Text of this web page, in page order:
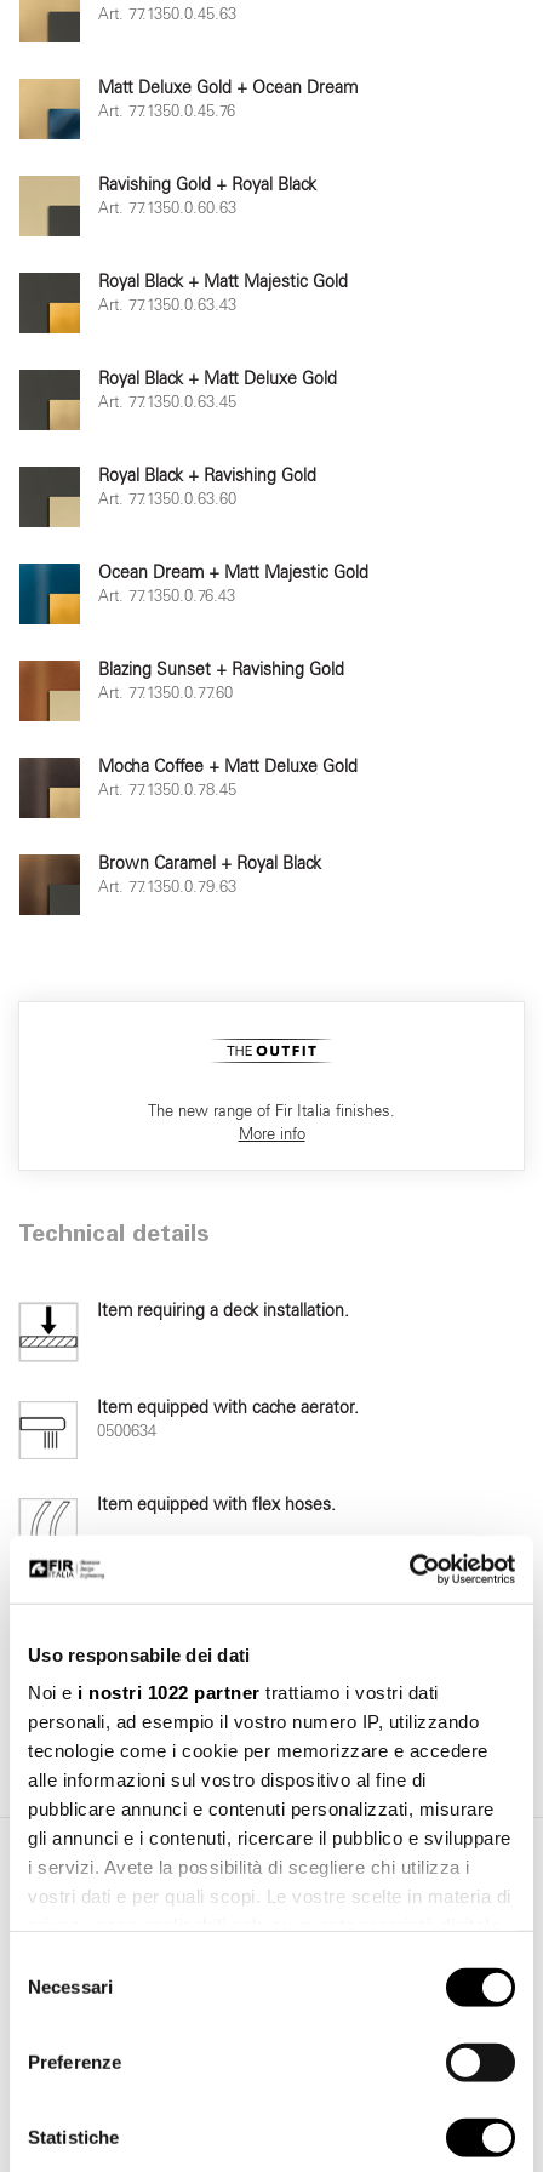
Uso responsabile dei dati
Noi e i nostri 1022 partner trattiamo i vostri dati
personali, ad esempio il vostro numero IP, utilizzando
tecnologie come i cookie per memorizzare e accedere
alle informazioni sul vostro dispositivo al fine di
pubblicare annunci e contenuti personalizzati, misurare
gli annunci e i contenuti, ricercare il pubblico e sviluppare
i servizi. Avete la possibilità di scegliere chi utilizza i
vostri dati e per quali scopi. Le vostre scelte in materia di
modificare o revocare il proprio consenso in qualsiasi
momento dalla Dichiarazione sui cookie o facendo clic
raccogliere informazioni sulla tua posizione
geografica, con un'approssimazione di qualche
delNecessari
Preferenze
Statistiche
Art. 77.1350.0.45.63
Matt Deluxe Gold + Ocean Dream
Art. 77.1350.0.45.76
Ravishing Gold + Royal Black
Art. 77.1350.0.60.63
Royal Black + Matt Majestic Gold
Art. 77.1350.0.63.43
Royal Black + Matt Deluxe Gold
Art. 77.1350.0.63.45
Royal Black + Ravishing Gold
Art. 77.1350.0.63.60
Ocean Dream + Matt Majestic Gold
Art. 77.1350.0.76.43
Blazing Sunset + Ravishing Gold
Art. 77.1350.0.77.60
Mocha Coffee + Matt Deluxe Gold
Art. 77.1350.0.78.45
Brown Caramel + Royal Black
Art. 77.1350.0.79.63
The new range of Fir Italia finishes.
More info
Technical details
Item requiring a deck installation.
Item equipped with cache aerator.
0500634
Item equipped with flex hoses.
Item with ceramic disc cartridge 90°.
Water saving item.
6 L/min
Download Area
pdf 2.15 MB
Download